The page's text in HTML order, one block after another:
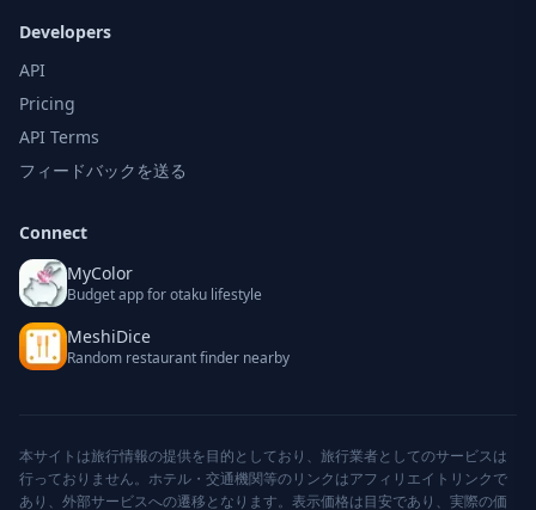
Developers
API
Pricing
API Terms
フィードバックを送る
Connect
MyColor
Budget app for otaku lifestyle
MeshiDice
Random restaurant finder nearby
本サイトは旅行情報の提供を目的としており、旅行業者としてのサービスは
行っておりません。ホテル・交通機関等のリンクはアフィリエイトリンクで
あり、外部サービスへの遷移となります。表示価格は目安であり、実際の価